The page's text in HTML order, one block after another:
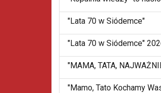
"Lata 70 w Siódemce"
"Lata 70 w Siódemce"
"MAMA, TATA,
"Mamo, Tato Kochamy